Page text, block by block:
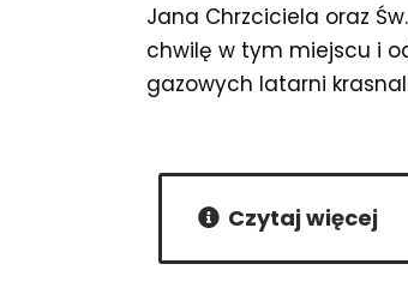
Jana Chrzciciela oraz
chwilę w tym miejscu i
gazowych latarni
Czytaj więcej